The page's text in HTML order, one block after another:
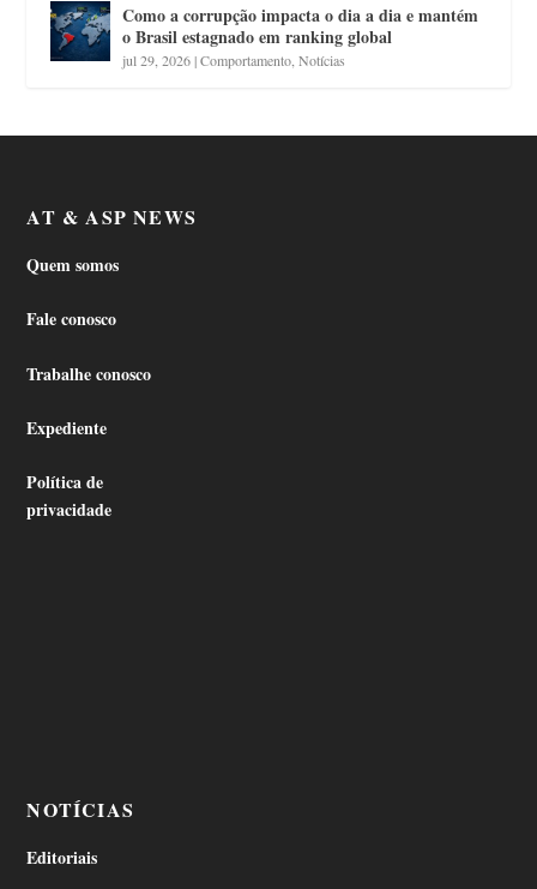
Como a corrupção impacta o dia a dia e mantém
o Brasil estagnado em ranking global
jul 29, 2026|Comportamento ,Notícias
AT & ASP NEWS
Quem somos
Fale conosco
Trabalhe conosco
Expediente
Política de
privacidade
NOTÍCIAS
Editoriais